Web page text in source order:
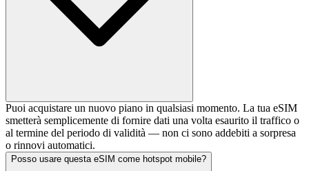
Puoi acquistare un nuovo piano in qualsiasi momento. La tua eSIM
smetterà semplicemente di fornire dati una volta esaurito il traffico o
al termine del periodo di validità — non ci sono addebiti a sorpresa
o rinnovi automatici.
Posso usare questa eSIM come hotspot mobile?